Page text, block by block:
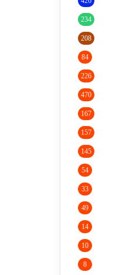
234
208
84
226
470
167
157
145
54
33
49
14
10
8